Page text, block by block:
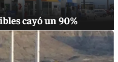
cayó un 90%